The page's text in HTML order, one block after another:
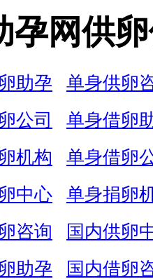
孕网供
助孕 单身供卵
公司
单身借卵
机构
单身借卵
中心
单身捐卵
咨询
国内供卵
助孕
国内借卵